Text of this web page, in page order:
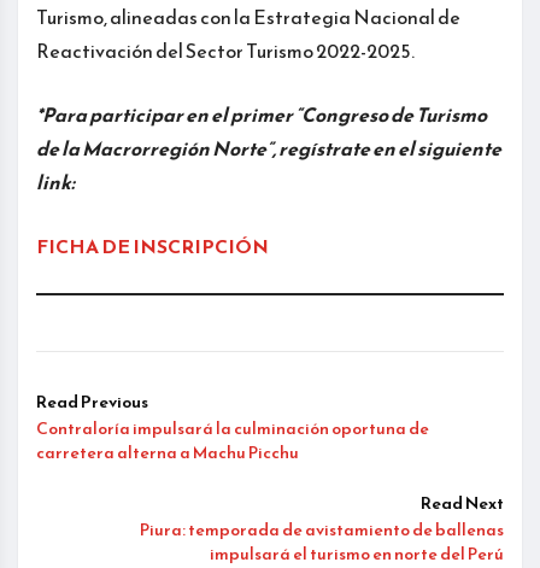
Turismo, alineadas con la Estrategia Nacional de
Reactivación del Sector Turismo 2022-2025.
*Para participar en el primer “Congreso de Turismo
de la Macrorregión Norte”, regístrate en el siguiente
link:
FICHA DE INSCRIPCIÓN
Read Previous
Contraloría impulsará la culminación oportuna de
carretera alterna a Machu Picchu
Read Next
Piura: temporada de avistamiento de ballenas
impulsará el turismo en norte del Perú